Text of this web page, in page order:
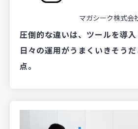
マガシーク株式会
圧倒的な違いは、ツールを導入
日々の運用がうまくいきそう
点。